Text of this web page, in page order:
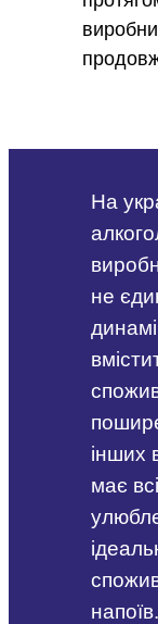
На
не
інших
має